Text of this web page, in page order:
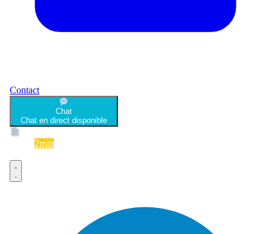
Contact
Chat
Chat en direct disponible
2min